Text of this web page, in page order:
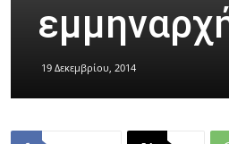
19 Δεκεμβρίου, 2014